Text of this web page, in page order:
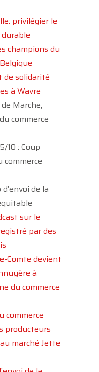
privilégier le
champions du
de solidarité
à Wavre
de Marche,
commerce
10 : Coup
commerce
de la
sur le
par des
Comte devient
à
du commerce
commerce
producteurs
marché Jette